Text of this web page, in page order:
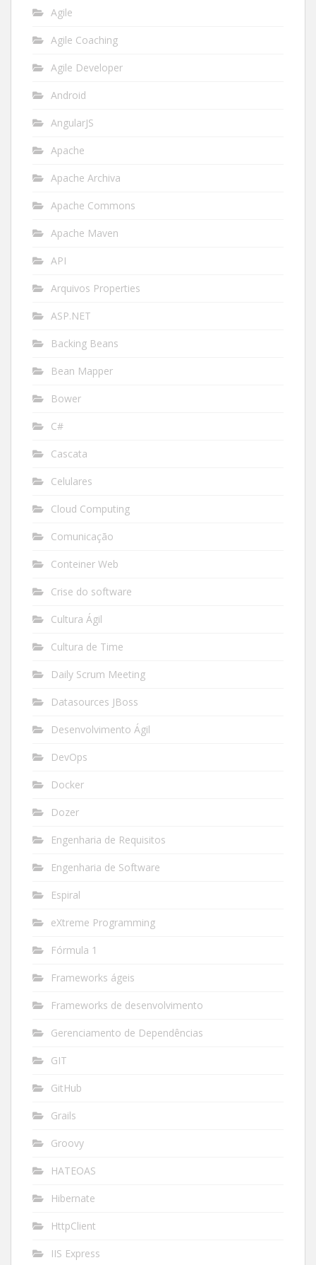
Agile
Agile Coaching
Agile Developer
Android
AngularJS
Apache
Apache Archiva
Apache Commons
Apache Maven
API
Arquivos Properties
ASP.NET
Backing Beans
Bean Mapper
Bower
C#
Cascata
Celulares
Cloud Computing
Comunicação
Conteiner Web
Crise do software
Cultura Ágil
Cultura de Time
Daily Scrum Meeting
Datasources JBoss
Desenvolvimento Ágil
DevOps
Docker
Dozer
Engenharia de Requisitos
Engenharia de Software
Espiral
eXtreme Programming
Fórmula 1
Frameworks ágeis
Frameworks de desenvolvimento
Gerenciamento de Dependências
GIT
GitHub
Grails
Groovy
HATEOAS
Hibernate
HttpClient
IIS Express